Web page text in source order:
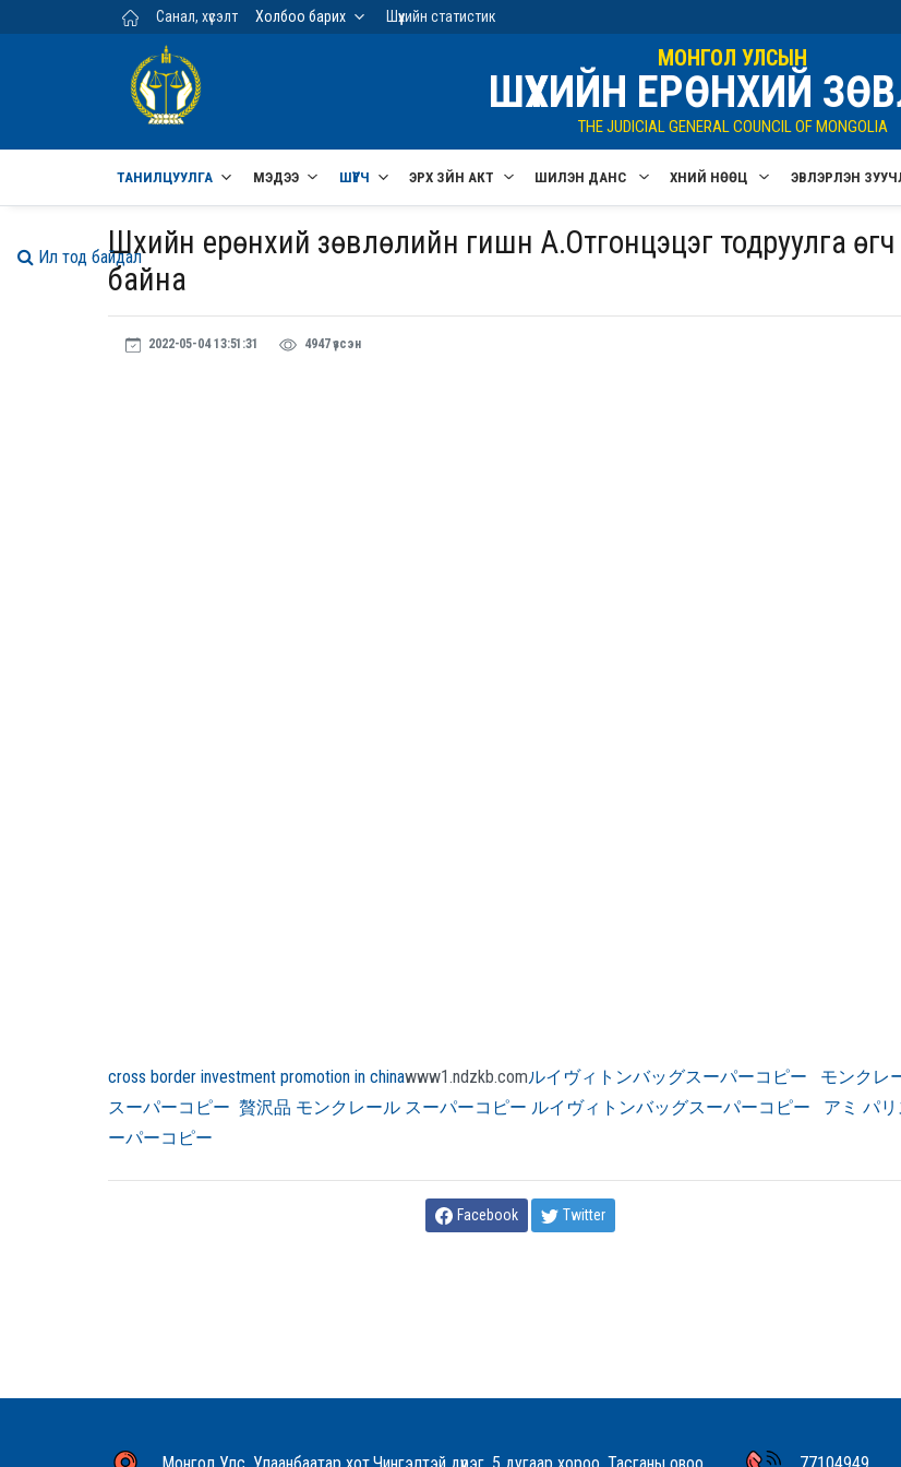
Үндсэн агуулга руу шилжих
Санал, хүсэлт Холбоо барих Шүүхийн статистик
МОНГОЛ УЛСЫН
ШҮҮХИЙН ЕРӨНХИЙ
THE JUDICIAL GENERAL COUNCIL OF MONGOLIA
ТАНИЛЦУУЛГА МЭДЭЭ ШҮҮГЧ ЭРХ ЗҮЙН АКТ ШИЛЭН ДАНС ХҮНИЙ НӨӨЦ ЭВЛЭРҮҮЛЭН
Шүүхийн ерөнхий зөвлөлийн гишүүн А.Отгонцэцэг тодруулга өгч
байна
2022-05-04 13:51:31 4947 үзсэн
cross border investment promotion in chinawww1.ndzkb.comルイヴィトンバッグスーパーコピー
モンクレ
スーパーコピー 贅沢品 モンクレール スーパーコピー ルイヴィトンバッグスーパーコピー
アミ パリ
ーパーコピー
Facebook Twitter
Ил тод байдал